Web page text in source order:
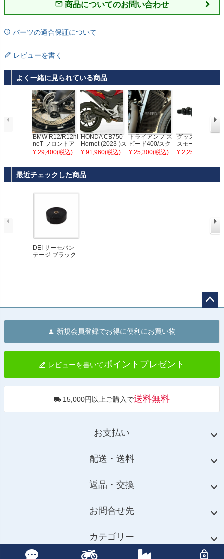
商品についてのお問い合わせ
パーツの適合保証について
レビューを書く
よく一緒に見られている商品
BMW R12/R12ni
neT フロントア
クスル スライダ
¥ 29,400(税込)
HONDA CB750
Hornet (2023-)ス
リップオンマフ
HURRIC
¥ 91,960(税込)
トライアンフ ス
ピード400/スク
ランブラー400X
¥ 25,300(税込)
グッズ(GOODS)
スモールバレッ
トウインカー ブ
¥ 2,255(税込)
最近チェックした商品
DEI サーモバン
テージ ブラック
へ
新規会員登録でお得に便利にお買い物
レビューを書いてポイントプレゼント
15,000円以上ご購入で送料無料
お支払い
配送・送料
返品・交換
お問合せ先
カテゴリー